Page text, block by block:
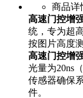
商品详
高速门控增
统，专为超
按图片高度
高速门控增
光量为20ns
传感器确保
件。